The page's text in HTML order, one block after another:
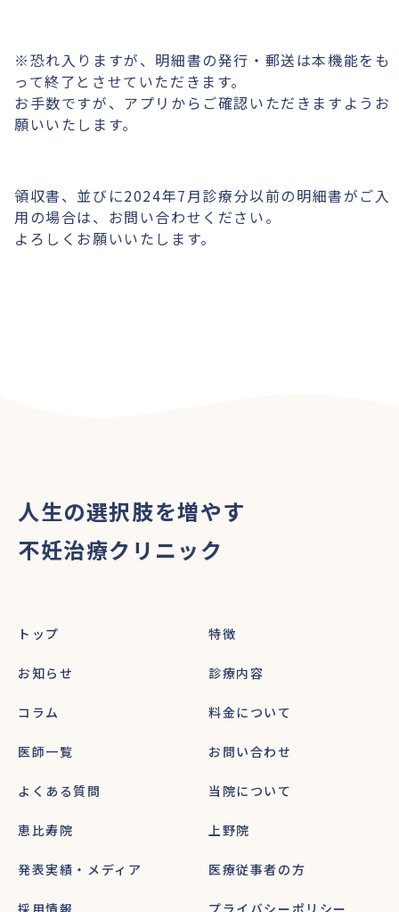
※恐れ入りますが、明細書の発行・郵送は本機能をも
って終了とさせていただきます。
お手数ですが、アプリからご確認いただきますようお
願いいたします。
領収書、並びに2024年7月診療分以前の明細書がご入
用の場合は、お問い合わせください。
よろしくお願いいたします。
人生の選択肢を増やす
不妊治療クリニック
トップ 特徴
お知らせ 診療内容
コラム 料金について
医師一覧 お問い合わせ
よくある質問 当院について
恵比寿院 上野院
発表実績・メディア 医療従事者の方
採用情報 プライバシーポリシー